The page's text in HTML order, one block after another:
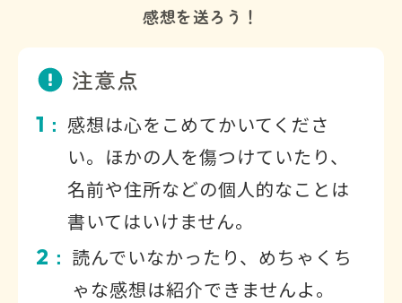
感想を送ろう！
注意点
1 ： 感想は心をこめてかいてくださ
い。ほかの人を傷つけていたり、
名前や住所などの個人的なことは
書いてはいけません。
2 ： 読んでいなかったり、めちゃくち
ゃな感想は紹介できませんよ。